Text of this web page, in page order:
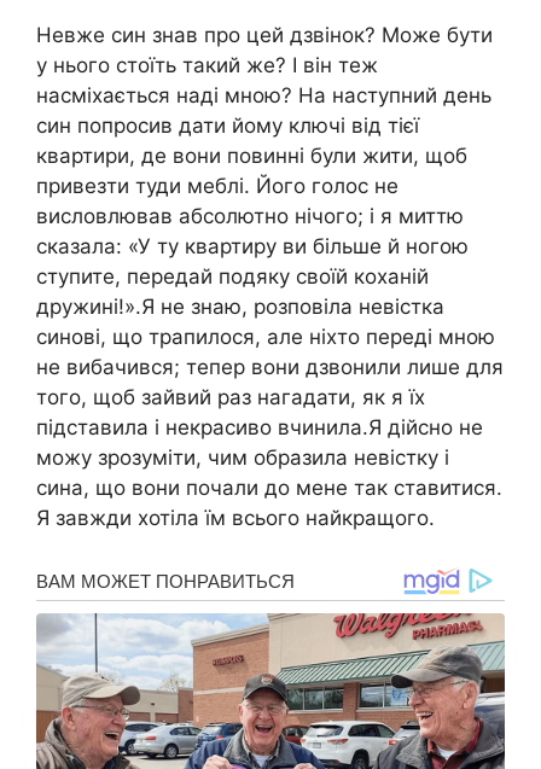
Невже син знав про цей дзвінок? Може бути
у нього стоїть такий же? І він теж
насміхається наді мною? На наступний день
син попросив дати йому ключі від тієї
квартири, де вони повинні були жити, щоб
привезти туди меблі. Його голос не
висловлював абсолютно нічого; і я миттю
сказала: «У ту квартиру ви більше й ногою
ступите, передай подяку своїй коханій
дружині!».Я не знаю, розповіла невістка
синові, що трапилося, але ніхто переді мною
не вибачився; тепер вони дзвонили лише для
того, щоб зайвий раз нагадати, як я їх
підставила і некрасиво вчинила.Я дійсно не
можу зрозуміти, чим образила невістку і
сина, що вони почали до мене так ставитися.
Я завжди хотіла їм всього найкращого.